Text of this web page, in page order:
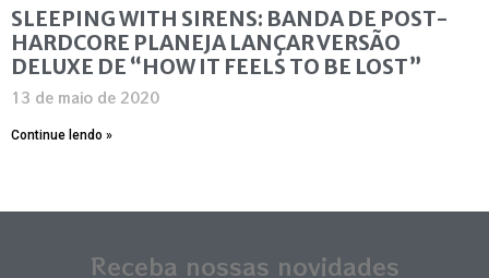
SLEEPING WITH SIRENS: BANDA DE POST-
HARDCORE PLANEJA LANÇAR VERSÃO
DELUXE DE “HOW IT FEELS TO BE LOST”
13 de maio de 2020
Continue lendo »
Receba nossas novidades